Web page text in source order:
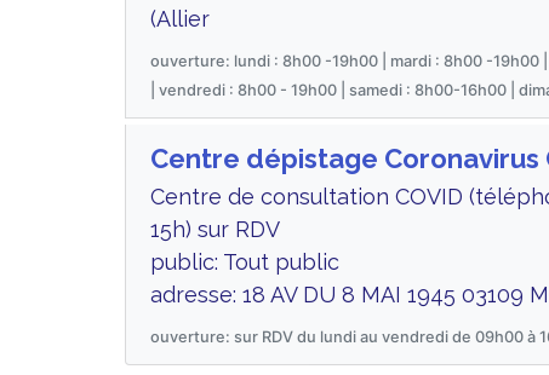
(Allier
ouverture: lundi : 8h00 -19h00 | mardi : 8h00 -19h00
| vendredi : 8h00 - 19h00 | samedi : 8h00-16h00 |
Centre dépistage Coronavirus
Centre de consultation COVID
15h) sur RDV
public: Tout public
adresse: 18 AV DU 8 MAI 1945 03109
ouverture: sur RDV du lundi au vendredi de 09h00 à